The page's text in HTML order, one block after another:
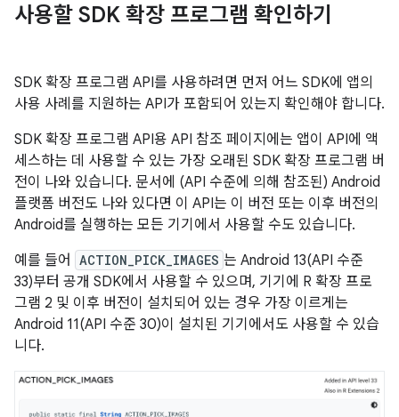
사용할 SDK 확장 프로그램 확인하기
SDK 확장 프로그램 API를 사용하려면 먼저 어느 SDK에 앱의
사용 사례를 지원하는 API가 포함되어 있는지 확인해야 합니다.
SDK 확장 프로그램 API용 API 참조 페이지에는 앱이 API에 액
세스하는 데 사용할 수 있는 가장 오래된 SDK 확장 프로그램 버
전이 나와 있습니다. 문서에 (API 수준에 의해 참조된) Android
플랫폼 버전도 나와 있다면 이 API는 이 버전 또는 이후 버전의
Android를 실행하는 모든 기기에서 사용할 수도 있습니다.
예를 들어
ACTION_PICK_IMAGES 는 Android 13(API 수준
33)부터 공개 SDK에서 사용할 수 있으며, 기기에 R 확장 프로
그램 2 및 이후 버전이 설치되어 있는 경우 가장 이르게는
Android 11(API 수준 30)이 설치된 기기에서도 사용할 수 있습
니다.